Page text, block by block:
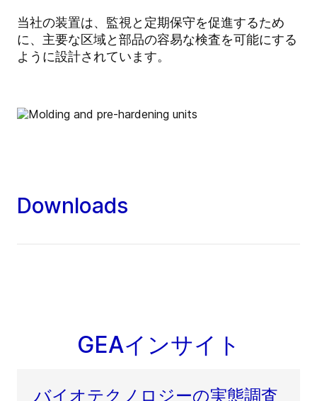
当社の装置は、監視と定期保守を促進するため
に、主要な区域と部品の容易な検査を可能にする
ように設計されています。
Downloads
GEAインサイト
バイオテクノロジーの実態調査